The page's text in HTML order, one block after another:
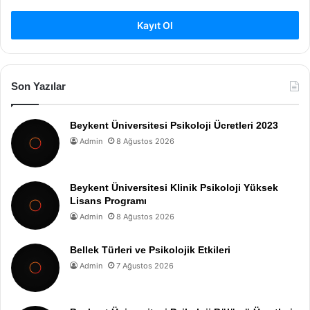
Kayıt Ol
Son Yazılar
Beykent Üniversitesi Psikoloji Ücretleri 2023
Admin 8 Ağustos 2026
Beykent Üniversitesi Klinik Psikoloji Yüksek
Lisans Programı
Admin 8 Ağustos 2026
Bellek Türleri ve Psikolojik Etkileri
Admin 7 Ağustos 2026